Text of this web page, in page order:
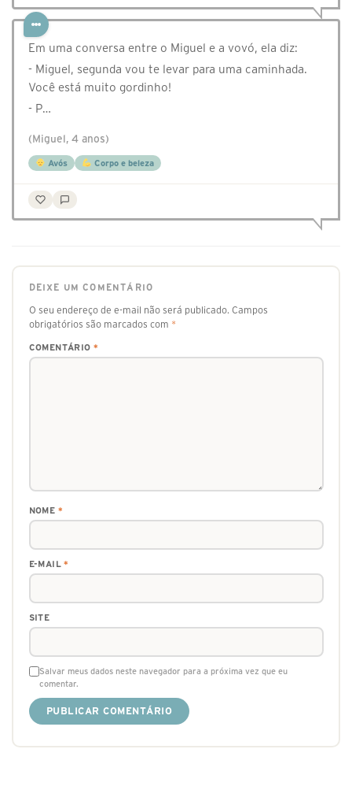
Em uma conversa entre o Miguel e a vovó, ela diz:
- Miguel, segunda vou te levar para uma caminhada.
Você está muito gordinho!
- P…
(Miguel, 4 anos)
Avós Corpo e beleza
DEIXE UM COMENTÁRIO
O seu endereço de e-mail não será publicado. Campos
obrigatórios são marcados com *
COMENTÁRIO *
NOME *
E-MAIL*
SITE
Salvar meus dados neste navegador para a próxima vez que eu
comentar.